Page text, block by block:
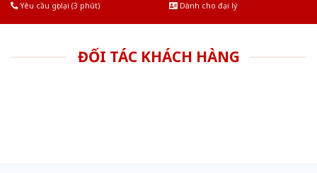
Yêu cầu gọi lại (3 phút)
Dành cho đại lý
ĐỐI TÁC KHÁCH HÀNG